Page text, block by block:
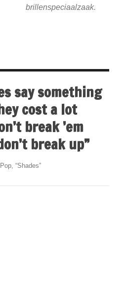
brillenspeciaalzaak.
say something
cost a lot
break ’em
break up”
“Shades”